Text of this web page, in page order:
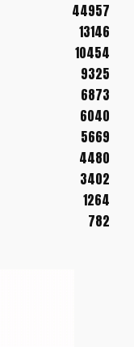
44957
13146
10454
9325
6873
6040
5669
4480
3402
1264
782